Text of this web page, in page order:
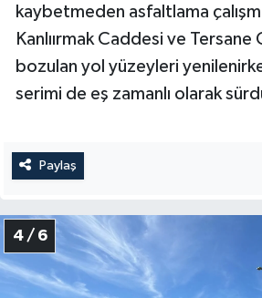
kaybetmeden asfaltlama
Kanlıırmak Caddesi ve
bozulan yol yüzeyleri
serimi de eş zamanlı olarak
Paylaş
4 / 6